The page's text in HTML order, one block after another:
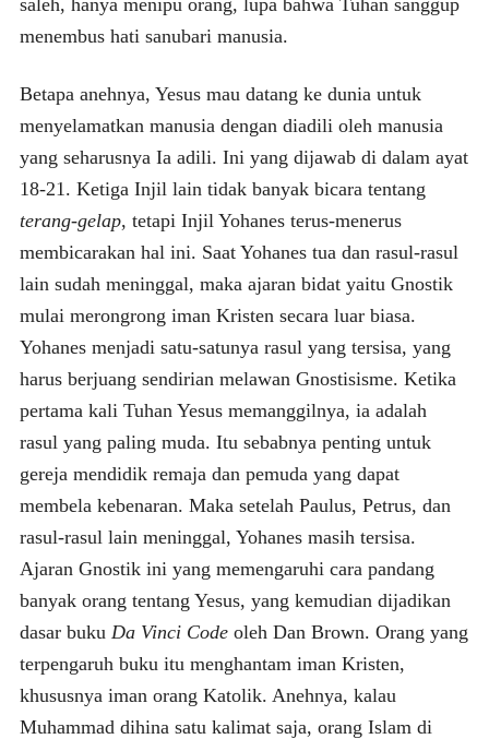
menembus hati sanubari manusia.
Betapa anehnya, Yesus mau datang ke dunia untuk
menyelamatkan manusia dengan diadili oleh manusia
yang seharusnya Ia adili. Ini yang dijawab di dalam ayat
18-21. Ketiga Injil lain tidak banyak bicara tentang
terang-gelap, tetapi Injil Yohanes terus-menerus
membicarakan hal ini. Saat Yohanes tua dan rasul-rasul
lain sudah meninggal, maka ajaran bidat yaitu Gnostik
mulai merongrong iman Kristen secara luar biasa.
Yohanes menjadi satu-satunya rasul yang tersisa, yang
harus berjuang sendirian melawan Gnostisisme. Ketika
pertama kali Tuhan Yesus memanggilnya, ia adalah
rasul yang paling muda. Itu sebabnya penting untuk
gereja mendidik remaja dan pemuda yang dapat
membela kebenaran. Maka setelah Paulus, Petrus, dan
rasul-rasul lain meninggal, Yohanes masih tersisa.
Ajaran Gnostik ini yang memengaruhi cara pandang
banyak orang tentang Yesus, yang kemudian dijadikan
dasar buku Da Vinci Codeoleh Dan Brown. Orang yang
terpengaruh buku itu menghantam iman Kristen,
khususnya iman orang Katolik. Anehnya, kalau
Muhammad dihina satu kalimat saja, orang Islam di